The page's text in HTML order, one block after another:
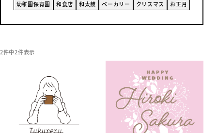
幼稚園保育園
和食店 和太鼓 ベーカリー クリスマス お正月
2件中2件表示